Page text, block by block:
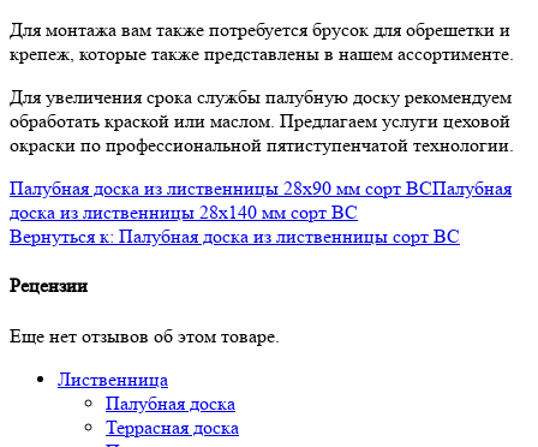
Для монтажа вам также потребуется брусок для обрешетки и
крепеж, которые также представлены в нашем ассортименте.
Для увеличения срока службы палубную доску рекомендуем
обработать краской или маслом. Предлагаем услуги цеховой
окраски по профессиональной пятиступенчатой технологии.
Палубная доска из лиственницы 28x90 мм сорт BCПалубная
доска из лиственницы 28x140 мм сорт BC
Вернуться к: Палубная доска из лиственницы сорт ВС
Рецензии
Еще нет отзывов об этом товаре.
Лиственница
Палубная доска
Террасная доска